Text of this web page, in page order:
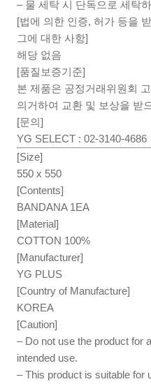
– 물 세탁 시 단독으로 세탁
[법에 의한 인증, 허가 등을
그에 대한 사항]
해당 없음
[품질보증기준]
본 제품은 공정거래위원회
의거하여 교환 및 보상을 받
[문의]
YG SELECT : 02-3140-4686
[Size]
550 x 550
[Contents]
BANDANA 1EA
[Material]
COTTON 100%
[Manufacturer]
YG PLUS
[Country of Manufacture]
KOREA
[Caution]
– Do not use the product for
intended use.
– This product is suitable for